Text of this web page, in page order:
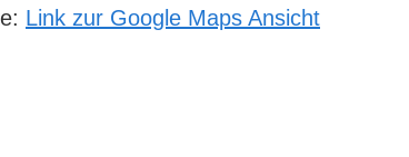
Link zur Google Maps Ansicht